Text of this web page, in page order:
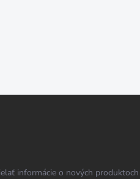
informácie o nových